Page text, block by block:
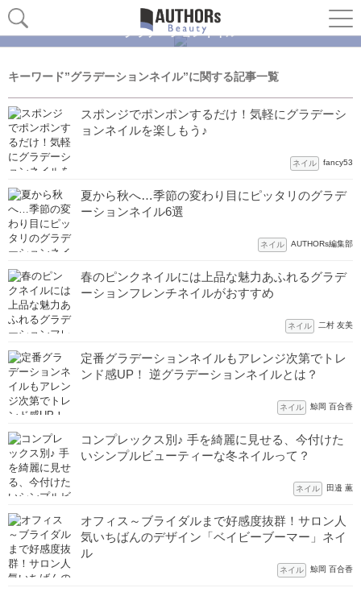
グラデーションネイル
キーワード”グラデーションネイル”に関する記事一覧
スポンジでポンポンするだけ！気軽にグラデーシ
ョンネイルを楽しもう♪
ネイル fancy53
夏から秋へ…季節の変わり目にピッタリのグラデ
ーションネイル6選
ネイル AUTHORs編集部
春のピンクネイルには上品な魅力あふれるグラデ
ーションフレンチネイルがおすすめ
ネイル 二村 友美
定番グラデーションネイルもアレンジ次第でトレ
ンド感UP！ 逆グラデーションネイルとは？
ネイル 鯨岡 百合香
コンプレックス別♪ 手を綺麗に見せる、今付けた
いシンプルビューティーな冬ネイルって？
ネイル 田邉 薫
オフィス～ブライダルまで好感度抜群！サロン人
気いちばんのデザイン「ベイビーブーマー」ネイ
ル
ネイル 鯨岡 百合香